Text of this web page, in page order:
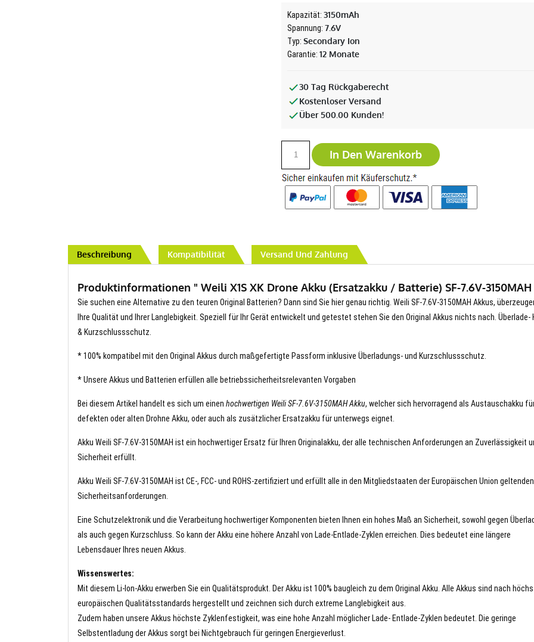
Kapazität:3150mAh
Spannung:7.6V
Typ:Secondary Ion
Garantie:12 Monate
30 Tag Rückgaberecht
Kostenloser Versand
Über 500.00 Kunden!
In Den Warenkorb
Beschreibung Kompatibilität Versand Und Zahlung
Produktinformationen " Weili X1S XK Drone Akku (Ersatzakku / Batterie) SF-7.6V-3150MAH
Sie suchen eine Alternative zu den teuren Original Batterien? Dann sind Sie hier genau richtig. Weili SF-7.6V-3150MAH Akkus,
Ihre Qualität und Ihrer Langlebigkeit. Speziell für Ihr Gerät entwickelt und getestet stehen Sie den Original Akkus nichts nach. Überlade-
& Kurzschlussschutz.
* 100% kompatibel mit den Original Akkus durch maßgefertigte Passform inklusive Überladungs- und Kurzschlussschutz.
* Unsere Akkus und Batterien erfüllen alle betriebssicherheitsrelevanten Vorgaben
Bei diesem Artikel handelt es sich um einen hochwertigen Weili SF-7.6V-3150MAH Akku, welcher sich hervorragend als Austauschakku
defekten oder alten Drohne Akku, oder auch als zusätzlicher Ersatzakku für unterwegs eignet.
Akku Weili SF-7.6V-3150MAH ist ein hochwertiger Ersatz für Ihren Originalakku, der alle technischen Anforderungen an Zuverlässigkeit
Sicherheit erfüllt.
Akku Weili SF-7.6V-3150MAH ist CE-, FCC- und ROHS-zertifiziert und erfüllt alle in den Mitgliedstaaten der Europäischen Union geltenden
Sicherheitsanforderungen.
Eine Schutzelektronik und die Verarbeitung hochwertiger Komponenten bieten Ihnen ein hohes Maß an Sicherheit, sowohl gegen
als auch gegen Kurzschluss. So kann der Akku eine höhere Anzahl von Lade-Entlade-Zyklen erreichen. Dies bedeutet eine längere
Lebensdauer Ihres neuen Akkus.
Wissenswertes:
Mit diesem Li-Ion-Akku erwerben Sie ein Qualitätsprodukt. Der Akku ist 100% baugleich zu dem Original Akku. Alle Akkus sind nach
europäischen Qualitätsstandards hergestellt und zeichnen sich durch extreme Langlebigkeit aus.
Zudem haben unsere Akkus höchste Zyklenfestigkeit, was eine hohe Anzahl möglicher Lade- Entlade-Zyklen bedeutet. Die geringe
Selbstentladung der Akkus sorgt bei Nichtgebrauch für geringen Energieverlust.